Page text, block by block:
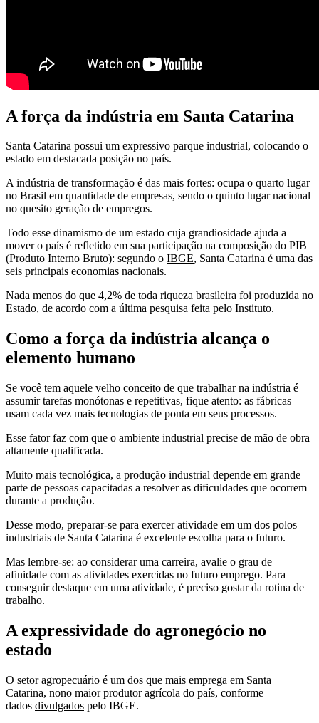
A força da indústria em Santa Catarina
Santa Catarina possui um expressivo parque industrial, colocando o
estado em destacada posição no país.
A indústria de transformação é das mais fortes: ocupa o quarto lugar
no Brasil em quantidade de empresas, sendo o quinto lugar nacional
no quesito geração de empregos.
Todo esse dinamismo de um estado cuja grandiosidade ajuda a
mover o país é refletido em sua participação na composição do PIB
(Produto Interno Bruto): segundo o IBGE, Santa Catarina é uma das
seis principais economias nacionais.
Nada menos do que 4,2% de toda riqueza brasileira foi produzida no
Estado, de acordo com a última pesquisa feita pelo Instituto.
Como a força da indústria alcança o
elemento humano
Se você tem aquele velho conceito de que trabalhar na indústria é
assumir tarefas monótonas e repetitivas, fique atento: as fábricas
usam cada vez mais tecnologias de ponta em seus processos.
Esse fator faz com que o ambiente industrial precise de mão de obra
altamente qualificada.
Muito mais tecnológica, a produção industrial depende em grande
parte de pessoas capacitadas a resolver as dificuldades que ocorrem
durante a produção.
Desse modo, preparar-se para exercer atividade em um dos polos
industriais de Santa Catarina é excelente escolha para o futuro.
Mas lembre-se: ao considerar uma carreira, avalie o grau de
afinidade com as atividades exercidas no futuro emprego. Para
conseguir destaque em uma atividade, é preciso gostar da rotina de
trabalho.
A expressividade do agronegócio no
estado
O setor agropecuário é um dos que mais emprega em Santa
Catarina, nono maior produtor agrícola do país, conforme
dados divulgados pelo IBGE.